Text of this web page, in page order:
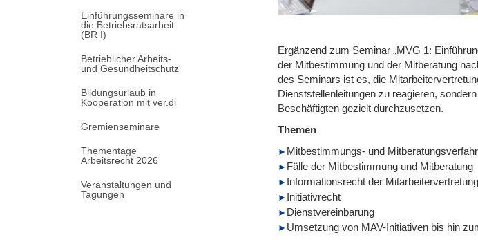
Einführungsseminare in
die Betriebsratsarbeit
(BR I)
Betrieblicher Arbeits-
und Gesundheitschutz
Bildungsurlaub in
Kooperation mit ver.di
Gremienseminare
Thementage
Arbeitsrecht 2026
Veranstaltungen und
Tagungen
Ergänzend zum Seminar „MVG 1:
der Mitbestimmung und der Mitberatung
des Seminars ist es, die
Dienststellenleitungen zu reagieren,
Beschäftigten gezielt durchzusetzen.
Themen
Mitbestimmungs- und
Fälle der Mitbestimmung und Mitberatung
Informationsrecht der Mitarbeitervertretung
Initiativrecht
Dienstvereinbarung
Umsetzung von MAV-Initiativen bis hin